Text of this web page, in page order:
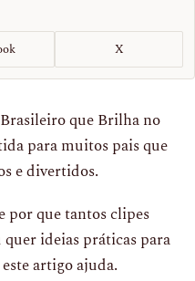
X
que Brilha no
para muitos pais que
e divertidos.
por que tantos clipes
ideias práticas para
artigo ajuda.